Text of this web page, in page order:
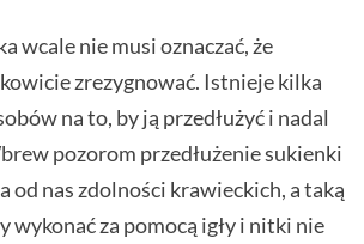
wcale nie musi oznaczać, że
zrezygnować. Istnieje kilka
na to, by ją przedłużyć i nadal
pozorom przedłużenie sukienki
od nas zdolności krawieckich, a taką
wykonać za pomocą igły i nitki nie